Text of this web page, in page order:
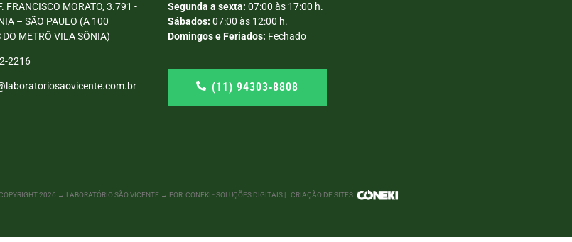
FRANCISCO MORATO, 3.791 -
– SÃO PAULO (A 100
DO METRÔ VILA SÔNIA)
2216
Segunda a sexta: 07:00 às 17:00 h.
Sábados: 07:00 às 12:00 h.
Domingos e Feriados: Fechado
(11) 94303‑8808
2026 → LABORATÓRIO SÃO VICENTE → POR: CONEKI - SOLUÇÕES DIGITAIS | CRIAÇÃO DE SITES